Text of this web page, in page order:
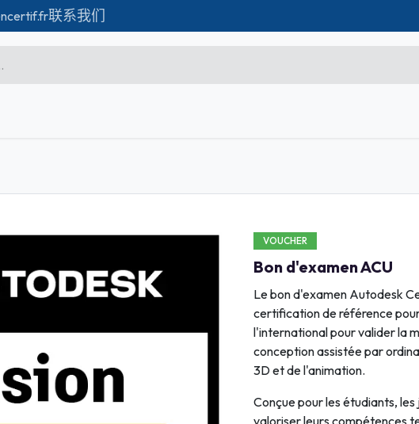
联系我们
Microsoft Excel Associate
Création d'entreprise
Intelligence Artificielle
VOUCHER
Bon d'examen ACU
Le bon d'examen Autodesk
certification de référence
l'international pour valider la
conception assistée par
3D et de l'animation.
Conçue pour les étudiants,